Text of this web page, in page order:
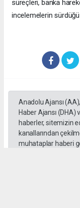
süreçleri, banka
incelemelerin
Anadolu Ajansı
Haber Ajansı
haberler, sitemizin
kanallarından
muhataplar haberi